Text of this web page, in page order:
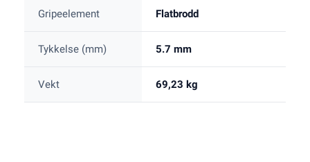
Gripeelement Flatbrodd
Tykkelse (mm) 5.7 mm
Vekt 69,23 kg